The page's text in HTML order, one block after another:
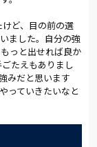
ど、目の前の選
ました。自分の強
っと出せれば良か
たえもありまし
みだと思います
っていきたいなと